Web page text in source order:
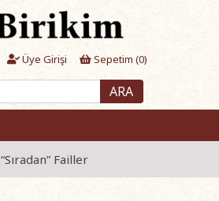
Üye Girişi Sepetim (0)
ARA
“Sıradan” Failler